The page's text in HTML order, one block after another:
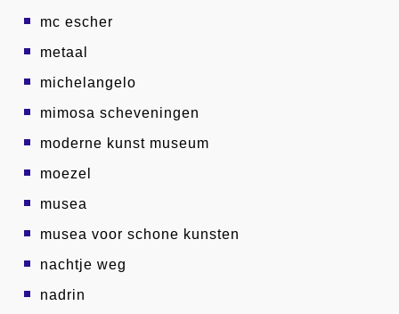
mc escher
metaal
michelangelo
mimosa scheveningen
moderne kunst museum
moezel
musea
musea voor schone kunsten
nachtje weg
nadrin